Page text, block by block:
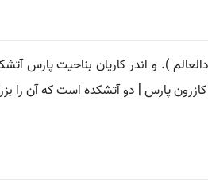
). و اندر کاریان بناحیت پارس
پارس ] دو آتشکده است که آن را